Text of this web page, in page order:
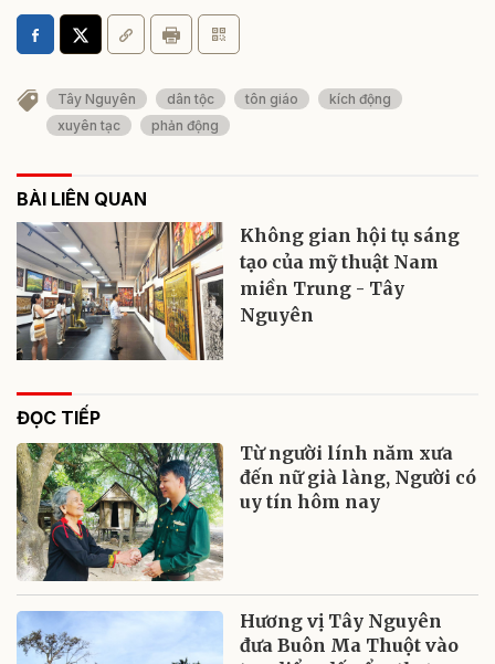
Tây Nguyên dân tộc tôn giáo
kích động
xuyên tạc
phản động
BÀI LIÊN QUAN
Không gian hội tụ sáng
tạo của mỹ thuật Nam
miền Trung - Tây
Nguyên
ĐỌC TIẾP
Từ người lính năm xưa
đến nữ già làng, Người có
uy tín hôm nay
Hương vị Tây Nguyên
đưa Buôn Ma Thuột vào